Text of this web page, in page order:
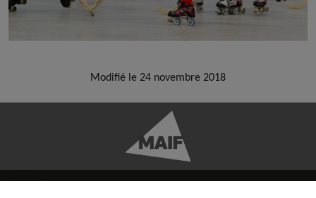
Modifié le 24 novembre 2018